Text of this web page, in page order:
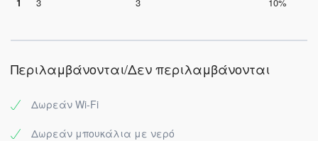
Περιλαμβάνονται/Δεν περιλαμβάνονται
Δωρεάν Wi-Fi
Δωρεάν μπουκάλια με νερό